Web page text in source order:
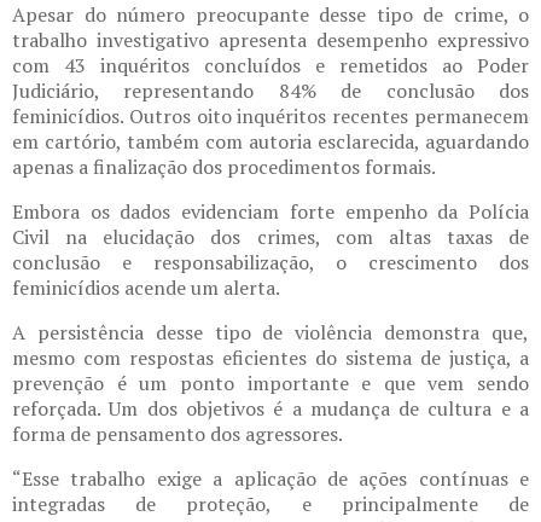
Apesar do número preocupante desse tipo de crime, o
trabalho investigativo apresenta desempenho expressivo
com 43 inquéritos concluídos e remetidos ao Poder
Judiciário, representando 84% de conclusão dos
feminicídios. Outros oito inquéritos recentes permanecem
em cartório, também com autoria esclarecida, aguardando
apenas a finalização dos procedimentos formais.
Embora os dados evidenciam forte empenho da Polícia
Civil na elucidação dos crimes, com altas taxas de
conclusão e responsabilização, o crescimento dos
feminicídios acende um alerta.
A persistência desse tipo de violência demonstra que,
mesmo com respostas eficientes do sistema de justiça, a
prevenção é um ponto importante e que vem sendo
reforçada. Um dos objetivos é a mudança de cultura e a
forma de pensamento dos agressores.
“Esse trabalho exige a aplicação de ações contínuas e
integradas de proteção, e principalmente de